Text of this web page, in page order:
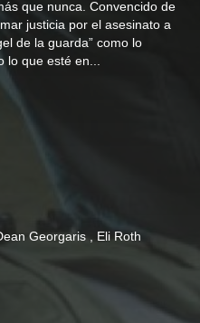
que nunca. Convencido de
justicia por el asesinato a
de la guarda” como lo
que esté en...
Georgaris Eli Roth